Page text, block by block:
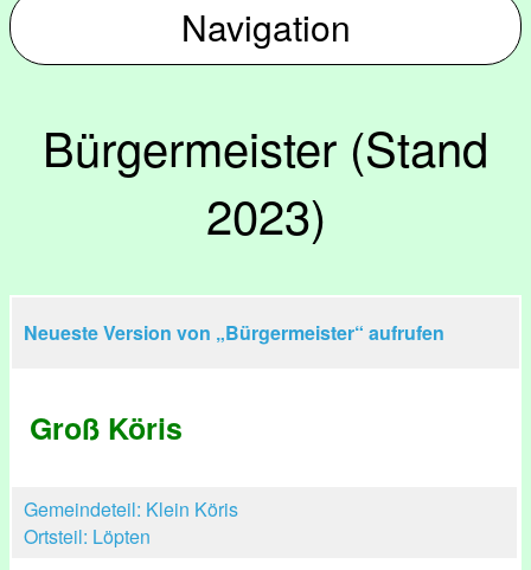
Navigation
Bürgermeister (Stand
2023)
Neueste Version von „Bürgermeister“ aufrufen
Groß Köris
Gemeindeteil: Klein Köris
Ortsteil: Löpten